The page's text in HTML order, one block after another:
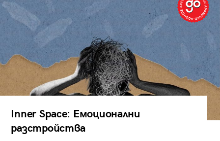
Inner Space: Емоционални
разстройства